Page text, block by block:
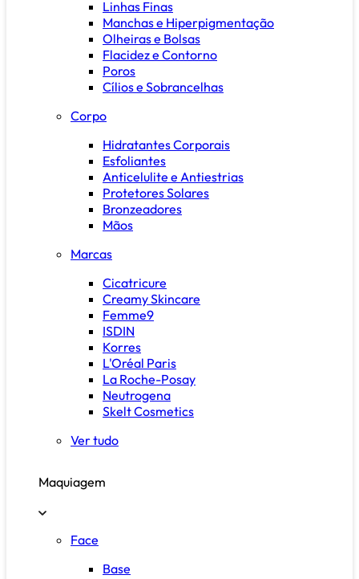
Linhas Finas
Manchas e Hiperpigmentação
Olheiras e Bolsas
Flacidez e Contorno
Poros
Cílios e Sobrancelhas
Corpo
Hidratantes Corporais
Esfoliantes
Anticelulite e Antiestrias
Protetores Solares
Bronzeadores
Mãos
Marcas
Cicatricure
Creamy Skincare
Femme9
ISDIN
Korres
L'Oréal Paris
La Roche-Posay
Neutrogena
Skelt Cosmetics
Ver tudo
Maquiagem
Face
Base